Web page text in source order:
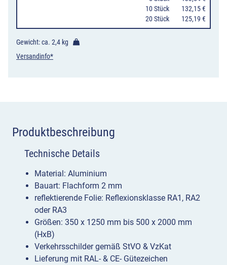
10 Stück
132,15 €
20 Stück
125,19 €
Gewicht: ca. 2,4 kg
Versandinfo*
Produktbeschreibung
Technische Details
Material: Aluminium
Bauart: Flachform 2 mm
reflektierende Folie: Reflexionsklasse RA1, RA2
oder RA3
Größen: 350 x 1250 mm bis 500 x 2000 mm
(HxB)
Verkehrsschilder gemäß StVO & VzKat
Lieferung mit RAL- & CE- Gütezeichen